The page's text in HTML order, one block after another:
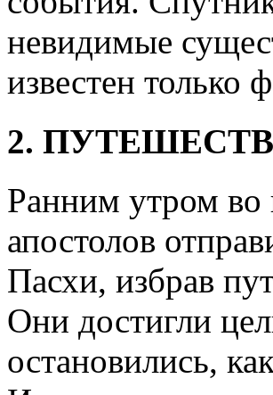
невидимые
известен только
2.
Ранним утром во
апостолов
Пасхи, избрав
Они достигли
остановились,